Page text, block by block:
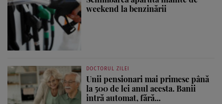
weekend la benzinării
DOCTORUL ZILEI
Unii pensionari mai primesc până
la 500 de lei anul acesta. Banii
intră automat, fără...